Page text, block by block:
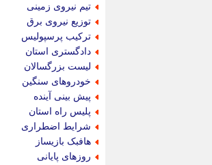
تیم نیروی زمینی
توزیع نیروی برق
ترکیب پرسپولیس
دادگستری استان
لیست بزرگسالان
خودروهای سنگین
پیش بینی آینده
پلیس راه استان
شرایط اضطراری
هافبک بازیساز
روزهای پایانی